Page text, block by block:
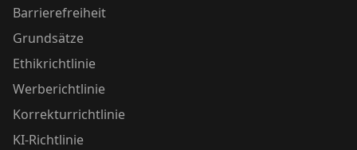
Barrierefreiheit
Grundsätze
Ethikrichtlinie
Werberichtlinie
Korrekturrichtlinie
KI-Richtlinie